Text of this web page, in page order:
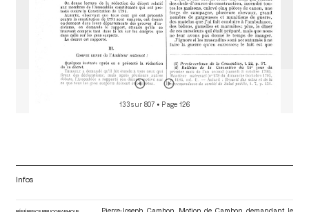
133 sur 807 • Page 126
Infos